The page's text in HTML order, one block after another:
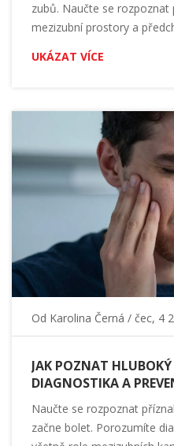
zubů. Naučte se
mezizubní prostory a
UKÁZAT VÍCE
Od Karolina Černá / čec, 4
JAK POZNAT
DIAGNOSTIKA A
Naučte se rozpoznat
začne bolet. Porozumíte